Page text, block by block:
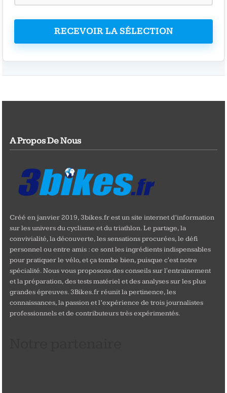
RECEVOIR LA SÉLECTION
A Propos De Nous
Créé en janvier 2019, 3bikes.fr est un site internet d’information
sur les univers du cyclisme et du triathlon. Le partage, la
convivialité, la découverte, les sensations procurées, le défi
personnel ou entre amis : ce sont les ingrédients indispensables
pour pratiquer le vélo, et ça tombe bien, puisque c'est notre
spécialité. Nous vous proposons des conseils sur l'entrainement
et la préparation, des tests matériel et des analyses sur les plus
grandes épreuves. 3Bikes.fr réunit la pertinence, les
connaissances, la passion et l’expérience de trois journalistes
professionnels et de contributeurs très expérimentés.